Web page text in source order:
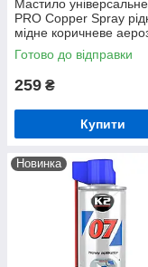
Мастило
PRO Copper Spray
мідне коричневе
400 мл (W122)
Готово до відправки
259 ₴
Купити
Новинка